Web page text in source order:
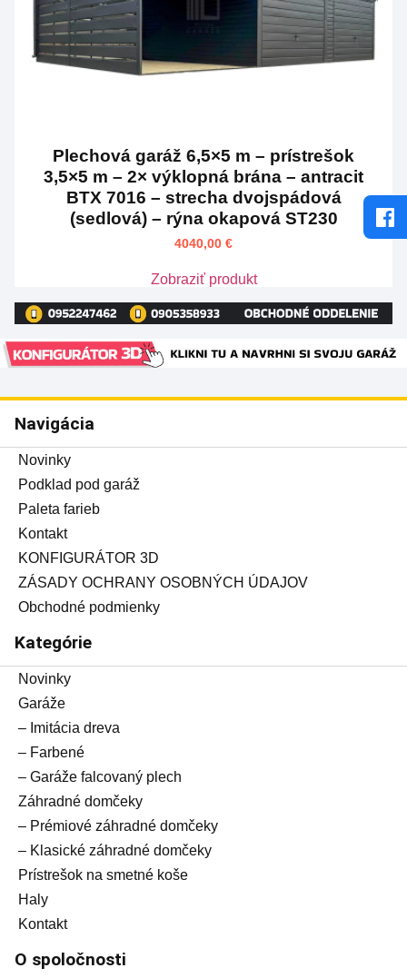
Plechová garáž 6,5×5 m – prístrešok
3,5×5 m – 2× výklopná brána – antracit
BTX 7016 – strecha dvojspádová
(sedlová) – rýna okapová ST230
4040,00 €
Zobraziť produkt
Navigácia
Novinky
Podklad pod garáž
Paleta farieb
Kontakt
KONFIGURÁTOR 3D
ZÁSADY OCHRANY OSOBNÝCH ÚDAJOV
Obchodné podmienky
Kategórie
Novinky
Garáže
– Imitácia dreva
– Farbené
– Garáže falcovaný plech
Záhradné domčeky
– Prémiové záhradné domčeky
– Klasické záhradné domčeky
Prístrešok na smetné koše
Haly
Kontakt
O spoločnosti